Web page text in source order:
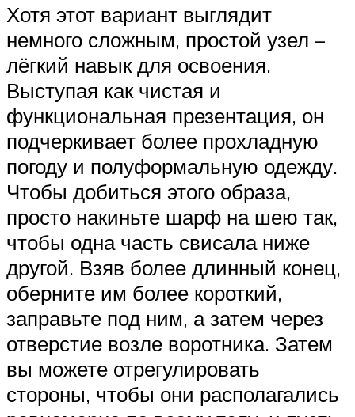
Хотя этот вариант выглядит
немного сложным, простой узел –
лёгкий навык для освоения.
Выступая как чистая и
функциональная презентация, он
подчеркивает более прохладную
погоду и полуформальную одежду.
Чтобы добиться этого образа,
просто накиньте шарф на шею так,
чтобы одна часть свисала ниже
другой. Взяв более длинный конец,
оберните им более короткий,
заправьте под ним, а затем через
отверстие возле воротника. Затем
вы можете отрегулировать
стороны, чтобы они располагались